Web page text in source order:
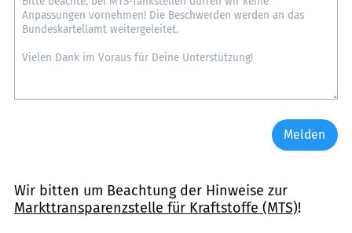
Melden
Wir bitten um Beachtung der Hinweise zur
Markttransparenzstelle für Kraftstoffe (MTS)!